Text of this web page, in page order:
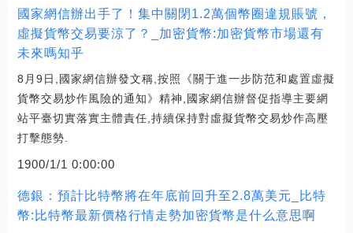
國家網信辦出手了！集中關閉1.2萬個幣圈違規賬號，
虛擬貨幣交易要涼了？_加密貨幣:加密貨幣市場還有
未來嗎知乎
8月9日,國家網信辦發文稱,按照《關于進一步防范和處置虛擬
貨幣交易炒作風險的通知》精神,國家網信辦督促指導主要網
站平臺切實落實主體責任,持續保持對虛擬貨幣交易炒作高壓
打擊態勢.
1900/1/1 0:00:00
德銀：預計比特幣將在年底前回升至2.8萬美元_比特
幣:比特幣最新價格行情走勢加密貨幣是什么意思啊